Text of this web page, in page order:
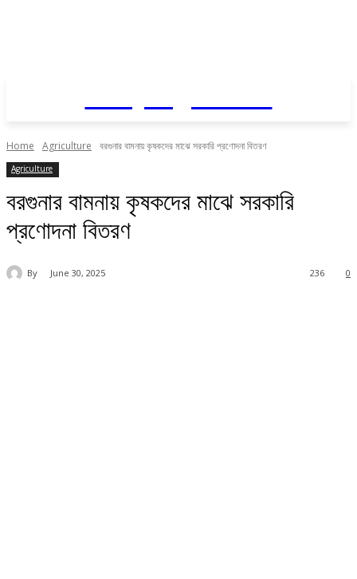
Home Agriculture বরগুনার বামনায় কৃষকদের মাঝে সরকারি প্রণোদনা বিতরণ
Agriculture
বরগুনার বামনায় কৃষকদের মাঝে সরকারি
প্রণোদনা বিতরণ
By June 30, 2025 0
236